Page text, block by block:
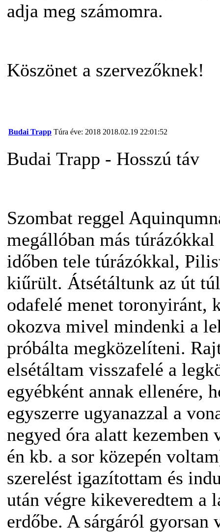
adja meg számomra.
Köszönet a szervezőknek!
Budai Trapp Túra éve: 2018 2018.02.19 22:01:52
Budai Trapp - Hosszú táv
Szombat reggel
megállóban más
időben tele túrázókkal,
kiűrült. Átsétáltunk az út
odafelé menet toronyiránt,
okozva mivel mindenki a
próbálta megközelíteni.
elsétáltam visszafelé a
egyébként annak ellenére,
egyszerre ugyanazzal a
negyed óra alatt
én kb. a sor közepén
szerelést igazítottam és
után végre kikeveredtem a
erdőbe. A sárgáról